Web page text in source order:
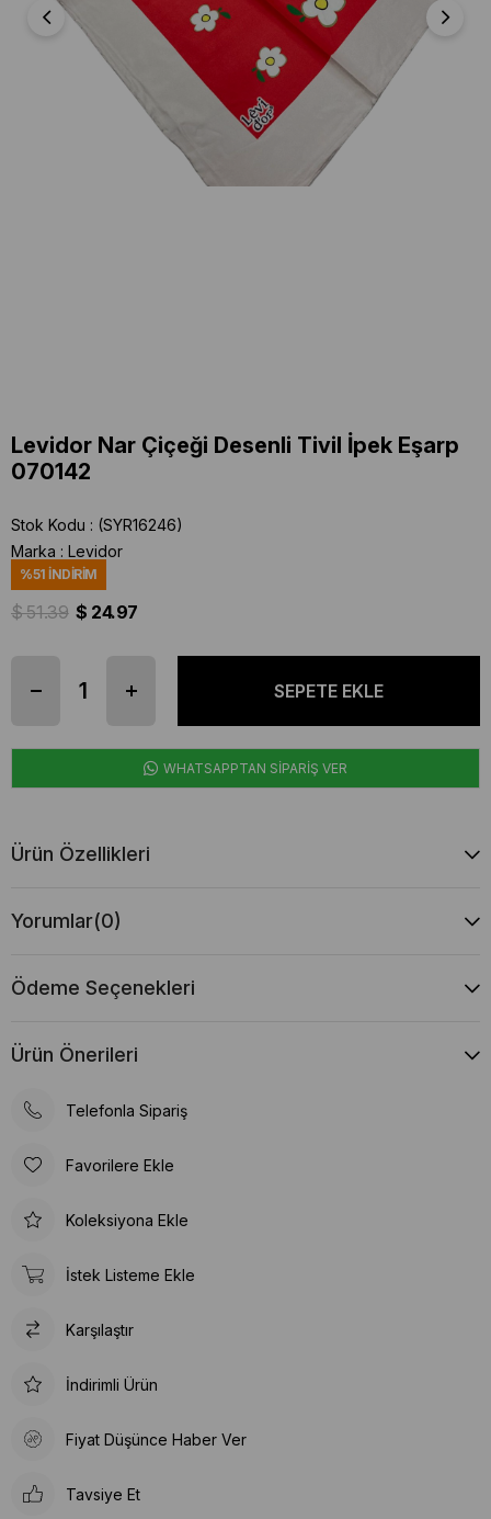
Levidor Nar Çiçeği Desenli Tivil İpek Eşarp
070142
Stok Kodu
(SYR16246)
Marka : Levidor
%51 İNDIRIM
$ 51.39 $ 24.97
WHATSAPPTAN SİPARİŞ VER
Ürün Özellikleri
Yorumlar(0)
Ödeme Seçenekleri
Ürün Önerileri
Telefonla Sipariş
Favorilere Ekle
Koleksiyona Ekle
İstek Listeme Ekle
Karşılaştır
İndirimli Ürün
Fiyat Düşünce Haber Ver
Tavsiye Et